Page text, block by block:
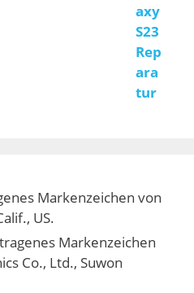
Markenzeichen von
US.
Markenzeichen
Co., Ltd., Suwon